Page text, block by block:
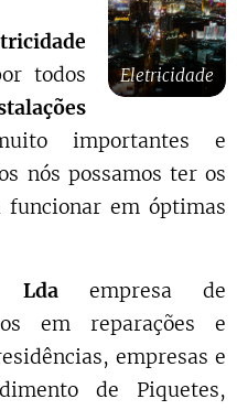
Eletricidade
todos
importantes e
nós possamos ter os
funcionar em óptimas
Ldaempresa de
em reparações e
empresas e
de Piquetes,